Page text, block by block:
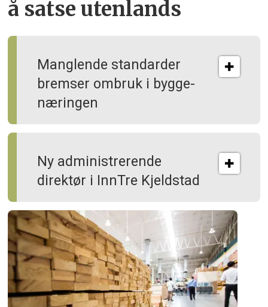
å satse utenlands
Manglende standarder
bremser ombruk i bygge­
næringen
Ny administrerende
direktør i InnTre Kjeldstad